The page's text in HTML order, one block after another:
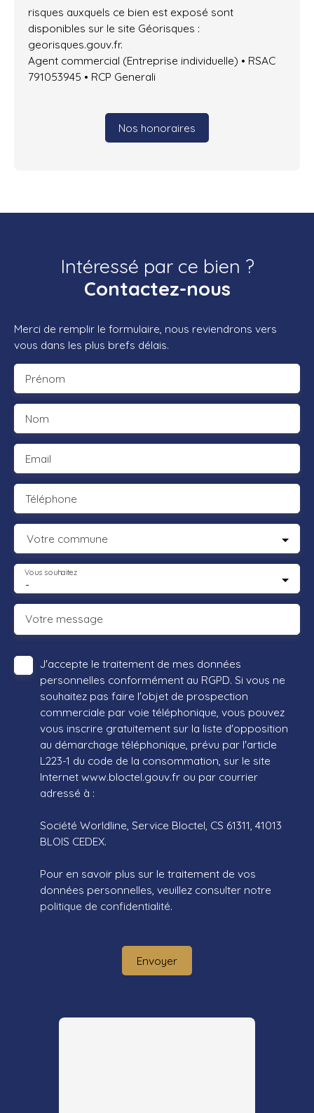
risques auxquels ce bien est exposé sont
disponibles sur le site Géorisques :
georisques.gouv.fr.
Agent commercial (Entreprise individuelle) • RSAC
791053945 • RCP Generali
Nos honoraires
Intéressé par ce bien ?
Contactez-nous
Merci de remplir le formulaire, nous reviendrons vers
vous dans les plus brefs délais.
Prénom
Nom
Email
Téléphone
Votre commune
-
Vous souhaitez
Votre message
J'accepte le traitement de mes données
personnelles conformément au RGPD. Si vous ne
souhaitez pas faire l'objet de prospection
commerciale par voie téléphonique, vous pouvez
vous inscrire gratuitement sur la liste d'opposition
au démarchage téléphonique, prévu par l'article
L223-1 du code de la consommation, sur le site
Internet www.bloctel.gouv.fr ou par courrier
adressé à :
Société Worldline, Service Bloctel, CS 61311, 41013
BLOIS CEDEX.
Pour en savoir plus sur le traitement de vos
données personnelles, veuillez consulter notre
politique de confidentialité.
Envoyer